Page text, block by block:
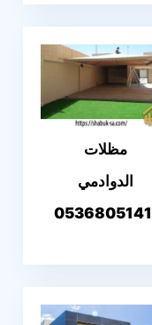
مظلات
الدوادمي
0536805141